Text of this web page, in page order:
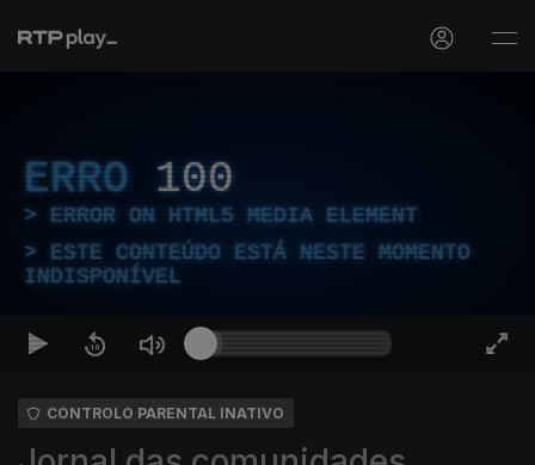
ERRO 100
ERROR ON HTML5 MEDIA ELEMENT
ESTE CONTEÚDO ESTÁ NESTE MOMENTO
INDISPONÍVEL
CONTROLO PARENTAL INATIVO